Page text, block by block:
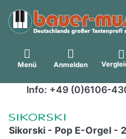
Menü Anmelden
Info: +49 (0)6106-
Sikorski - Pop E-Orgel -